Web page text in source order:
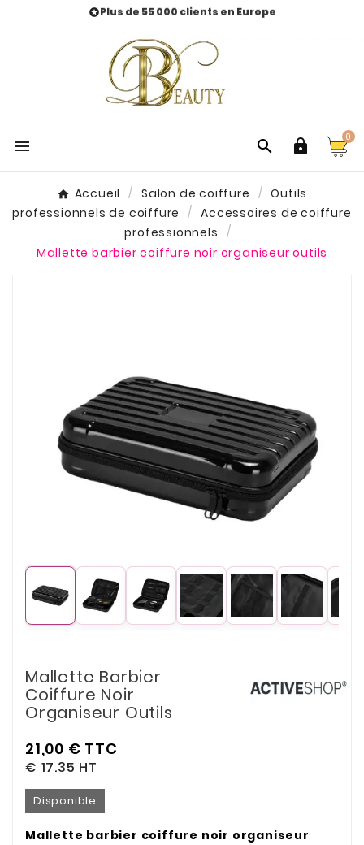
Plus de 55 000 clients en Europe
   0
Accueil Salon de coiffure
Outils
professionnels de coiffure
Accessoires de coiffure
professionnels
Mallette barbier coiffure noir organiseur outils
Mallette Barbier
Coiffure Noir
Organiseur Outils
21,00 € TTC
€ 17.35 HT
Disponible
Mallette barbier coiffure noir organiseur